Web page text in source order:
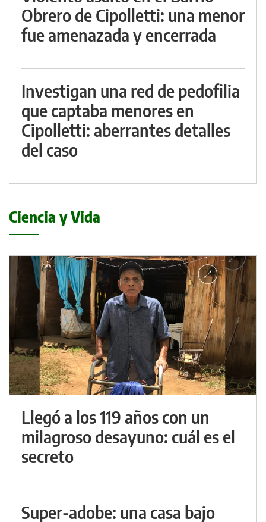
Obrero de Cipolletti: una menor
fue amenazada y encerrada
Investigan una red de pedofilia
que captaba menores en
Cipolletti: aberrantes detalles
del caso
Ciencia y Vida
Llegó a los 119 años con un
milagroso desayuno: cuál es el
secreto
Super-adobe: una casa bajo